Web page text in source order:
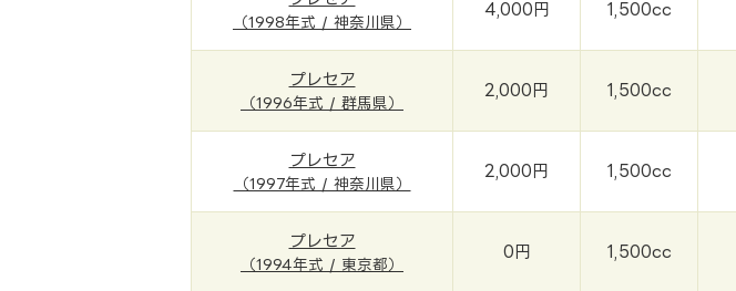
（1998年式 / 神奈川県）
4,000円 1,500cc
プレセア
（1996年式 / 群馬県）
2,000円 1,500cc
プレセア
（1997年式 / 神奈川県）
2,000円 1,500cc
プレセア
（1994年式 / 東京都）
0円 1,500cc